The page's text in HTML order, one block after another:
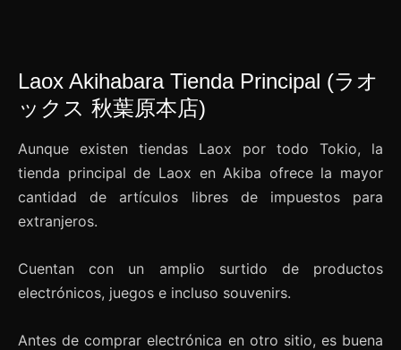
Laox Akihabara Tienda Principal (ラオ
ックス 秋葉原本店)
Aunque existen tiendas Laox por todo Tokio, la
tienda principal de Laox en Akiba ofrece la mayor
cantidad de artículos libres de impuestos para
extranjeros.
Cuentan con un amplio surtido de productos
electrónicos, juegos e incluso souvenirs.
Antes de comprar electrónica en otro sitio, es buena